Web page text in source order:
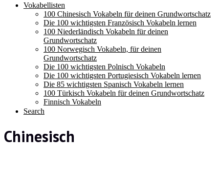
Vokabellisten
100 Chinesisch Vokabeln für deinen Grundwortschatz
Die 100 wichtigsten Französisch Vokabeln lernen
100 Niederländisch Vokabeln für deinen
Grundwortschatz
100 Norwegisch Vokabeln, für deinen
Grundwortschatz
Die 100 wichtigsten Polnisch Vokabeln
Die 100 wichtigsten Portugiesisch Vokabeln lernen
Die 85 wichtigsten Spanisch Vokabeln lernen
100 Türkisch Vokabeln für deinen Grundwortschatz
Finnisch Vokabeln
Search
Chinesisch